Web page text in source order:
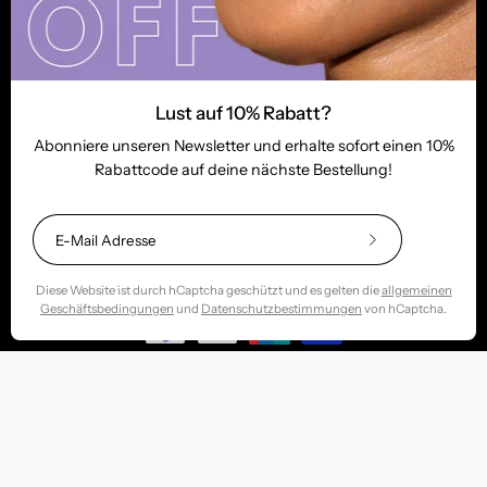
Lust auf 10% Rabatt?
Abonniere unseren Newsletter und erhalte sofort einen 10%
Rabattcode auf deine nächste Bestellung!
Abonniere
unseren
newsletter
Diese Website ist durch hCaptcha geschützt und es gelten dieallgemeinen
Geschäftsbedingungen und Datenschutzbestimmungen von hCaptcha.
© 2026,Sugarsmile.de.
Impressum
Datenschutzerklärung Allgemeine Geschäftsbedingungen